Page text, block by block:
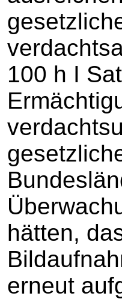
100 h I
hätten,
erneut